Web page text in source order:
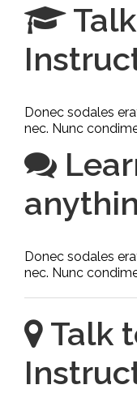
Donec sodales
nec. Nunc
Donec sodales
nec. Nunc
Talk